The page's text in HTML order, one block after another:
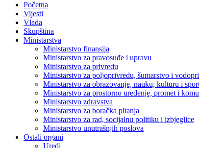
Početna
Vijesti
Vlada
Skupština
Ministarstva
Ministarstvo finansija
Ministarstvo za pravosuđe i upravu
Ministarstvo za privredu
Ministarstvo za poljoprivredu, šumarstvo i
Ministarstvo za obrazovanje, nauku, kulturu i
Ministarstvo za prostorno uređenje, promet i
Ministarstvo zdravstva
Ministarstvo za boračka pitanja
Ministarstvo za rad, socijalnu politiku i izbjeglice
Ministarstvo unutrašnjih poslova
Ostali organi
Uredi